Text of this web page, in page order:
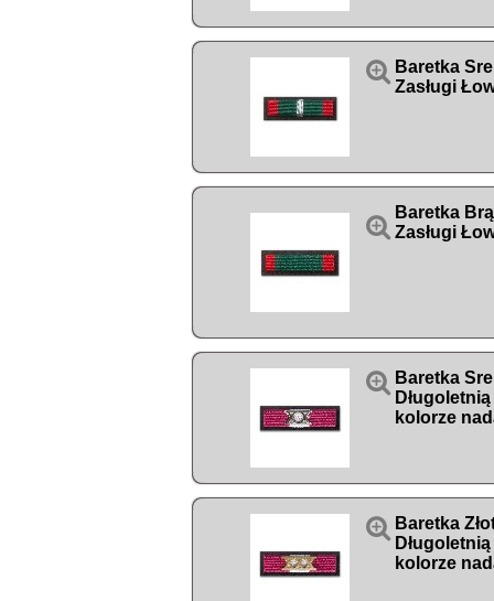
 Baretka
Zasługi

Baretka
Zasługi
 Baretka
kolorze
 Baretka
kolorze